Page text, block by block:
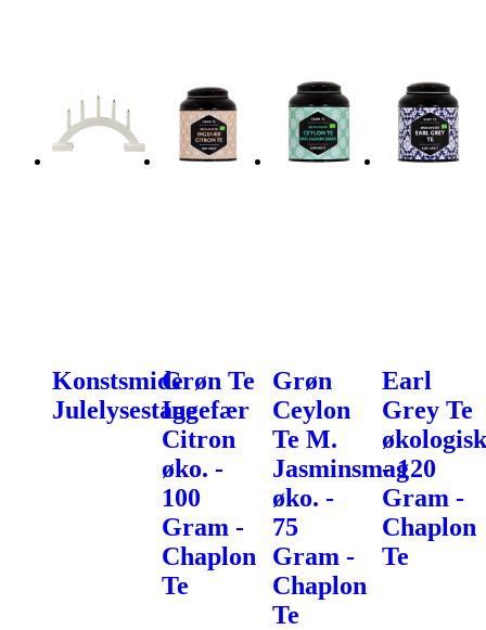
Konstsmide
Julelysestage
Grøn Te
Ingefær
Citron
øko. -
100
Gram -
Chaplon
Te
Grøn
Ceylon
Te M.
Jasminsmag
øko. -
75
Gram -
Chaplon
Te
Earl
Grey Te
økologisk
- 120
Gram -
Chaplon
Te